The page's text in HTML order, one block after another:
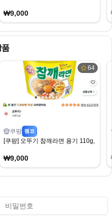
₩9,000
품
64
쿠팡 펨코
[쿠팡] 오뚜기 참깨라면 용기 110g, 12
₩9,000